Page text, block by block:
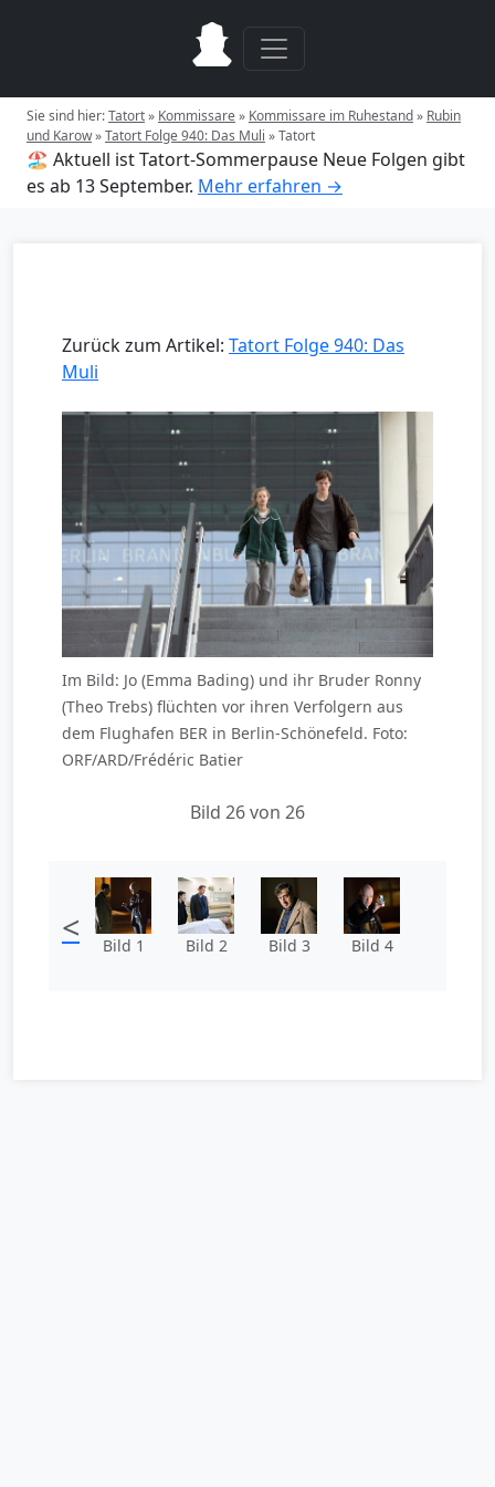
Sie sind hier:Tatort» Kommissare» Kommissare im Ruhestand» Rubin
und Karow»Tatort Folge 940: Das Muli »Tatort
🏖️ Aktuell ist Tatort-Sommerpause Neue Folgen gibt
es ab 13 September. Mehr erfahren →
Zurück zum Artikel: Tatort Folge 940: Das
Muli
Im Bild: Jo (Emma Bading) und ihr Bruder Ronny
(Theo Trebs) flüchten vor ihren Verfolgern aus
dem Flughafen BER in Berlin-Schönefeld. Foto:
ORF/ARD/Frédéric Batier
Bild 26 von 26
< Bild 1 Bild 2 Bild 3 Bild 4